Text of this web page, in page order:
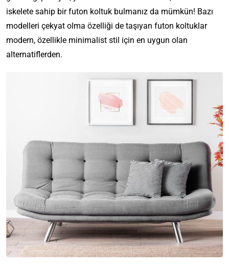
iskelete sahip bir futon koltuk bulmanız da mümkün! Bazı
modelleri çekyat olma özelliği de taşıyan futon koltuklar
modern, özellikle minimalist stil için en uygun olan
alternatiflerden.